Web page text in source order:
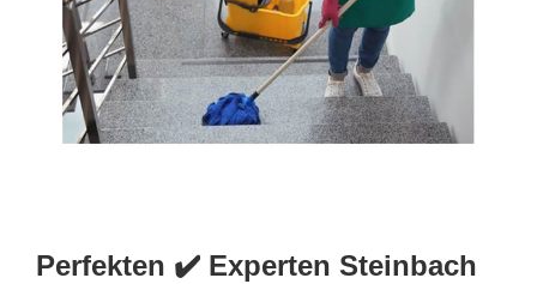
Perfekten ✔️ Experten Steinbach